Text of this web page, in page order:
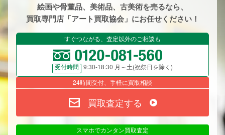
絵画や骨董品、美術品、古美術を売るなら、
買取専門店「アート買取協会」にお任せください！
すぐつながる、査定以外のご相談も
受付時間
9:30-18:30 月～土(祝祭日を除く)
24時間受付、手軽に買取相談
買取査定する
スマホでカンタン買取査定